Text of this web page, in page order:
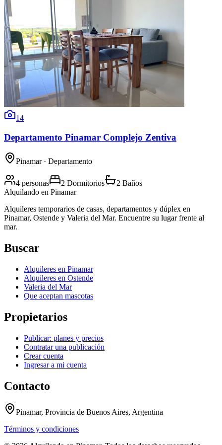
14
Departamento Pinamar Complejo Zentiva
Pinamar· Departamento
4 personas 2 Dormitorios
2 Baños
Alquilando en Pinamar
Alquileres temporarios de casas, departamentos y dúplex en
Pinamar, Ostende y Valeria del Mar. Encuentre su lugar frente al
mar.
Buscar
Alquileres en Pinamar
Alquileres en Ostende
Valeria del Mar
Que aceptan mascotas
Propietarios
Publicar: planes y precios
Contratar una publicación
Crear cuenta
Ingresar a mi cuenta
Contacto
Pinamar, Provincia de Buenos Aires, Argentina
Términos y condiciones